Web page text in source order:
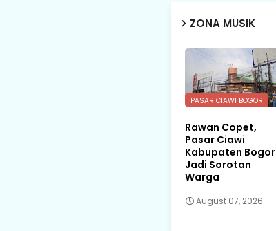
ZONA MUSIK
PASAR CIAWI BOGOR
Rawan Copet,
Pasar Ciawi
Kabupaten Bogor
Jadi Sorotan
Warga
August 07, 2026